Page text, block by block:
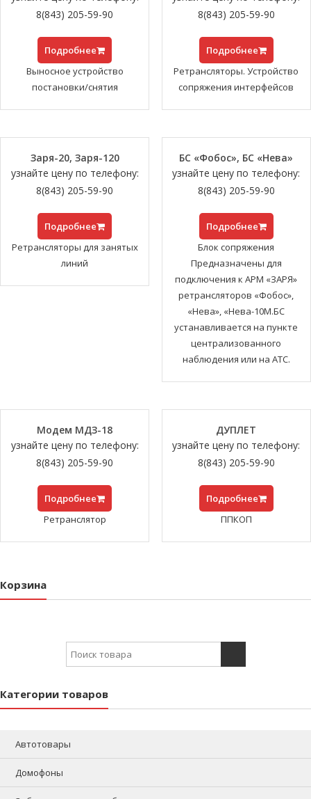
8(843) 205-59-90
Подробнее
Выносное устройство
постановки/снятия
8(843) 205-59-90
Подробнее
Ретрансляторы. Устройство
сопряжения интерфейсов
Заря-20, Заря-120
узнайте цену по телефону:
8(843) 205-59-90
Подробнее
Ретрансляторы для занятых
линий
БС «Фобос», БС «Нева»
узнайте цену по телефону:
8(843) 205-59-90
Подробнее
Блок сопряжения
Предназначены для
подключения к АРМ «ЗАРЯ»
ретрансляторов «Фобос»,
«Нева», «Нева-10М.БС
устанавливается на пункте
централизованного
наблюдения или на АТС.
Модем МДЗ-18
узнайте цену по телефону:
8(843) 205-59-90
Подробнее
Ретранслятор
ДУПЛЕТ
узнайте цену по телефону:
8(843) 205-59-90
Подробнее
ППКОП
Корзина
Search for:
Категории товаров
Автотовары
Домофоны